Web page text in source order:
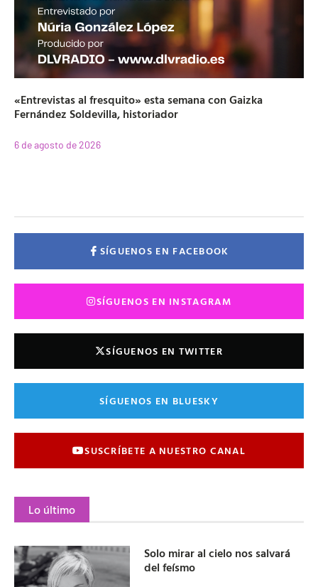
«Entrevistas al fresquito» esta semana con Gaizka
Fernández Soldevilla, historiador
6 de agosto de 2026
SÍGUENOS EN FACEBOOK
SÍGUENOS EN INSTAGRAM
SÍGUENOS EN TWITTER
SÍGUENOS EN BLUESKY
SUSCRÍBETE A NUESTRO CANAL
Lo último
Solo mirar al cielo nos salvará
del feísmo